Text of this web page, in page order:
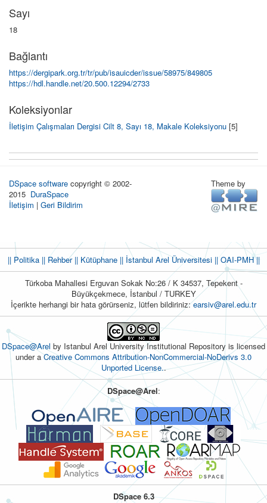
Sayı
18
Bağlantı
https://dergipark.org.tr/tr/pub/isauicder/issue/58975/849805
https://hdl.handle.net/20.500.12294/2733
Koleksiyonlar
İletişim Çalışmaları Dergisi Cilt 8, Sayı 18, Makale Koleksiyonu [5]
DSpace software copyright © 2002-
2015 DuraSpace
İletişim | Geri Bildirim
Theme by
|| Politika|| Rehber|| Kütüphane|| İstanbul Arel Üniversitesi ||OAI-PMH ||
Türkoba Mahallesi Erguvan Sokak No:26 / K 34537, Tepekent -
Büyükçekmece, İstanbul / TURKEY
İçerikte herhangi bir hata görürseniz, lütfen bildiriniz:earsiv@arel.edu.tr
DSpace@Arel by Istanbul Arel University Institutional Repository is licensed
under aCreative Commons Attribution-NonCommercial-NoDerivs 3.0
Unported License..
DSpace@Arel:
DSpace 6.3